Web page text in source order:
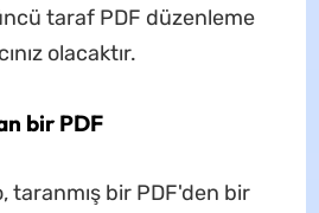
taraf PDF düzenleme
olacaktır.
bir PDF
taranmış bir PDF'den bir